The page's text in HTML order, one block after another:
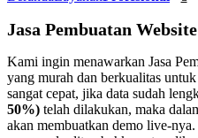
Jasa Pembuatan
Kami ingin menawarkan Jasa
yang murah dan berkualitas
sangat cepat, jika data sudah
50%) telah dilakukan, maka
akan membuatkan demo live-